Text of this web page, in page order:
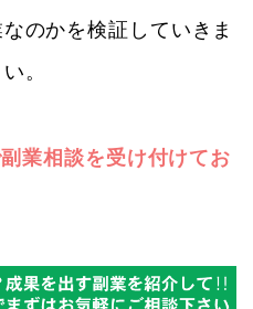
のかを検証していきま
。
業相談を受け付けてお